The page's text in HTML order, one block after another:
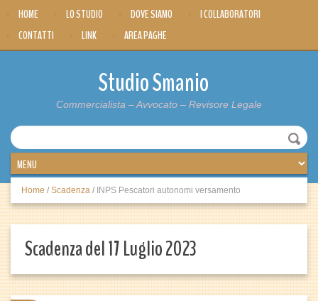
HOME LO STUDIO DOVE SIAMO
I COLLABORATORI
CONTATTI
LINK AREA PAGHE
Studio Smanio
Commercialista – Avvocato – Revisore Legale
Home / Scadenza / INPS Pescatori autonomi versamento
Scadenza del 17 Luglio 2023